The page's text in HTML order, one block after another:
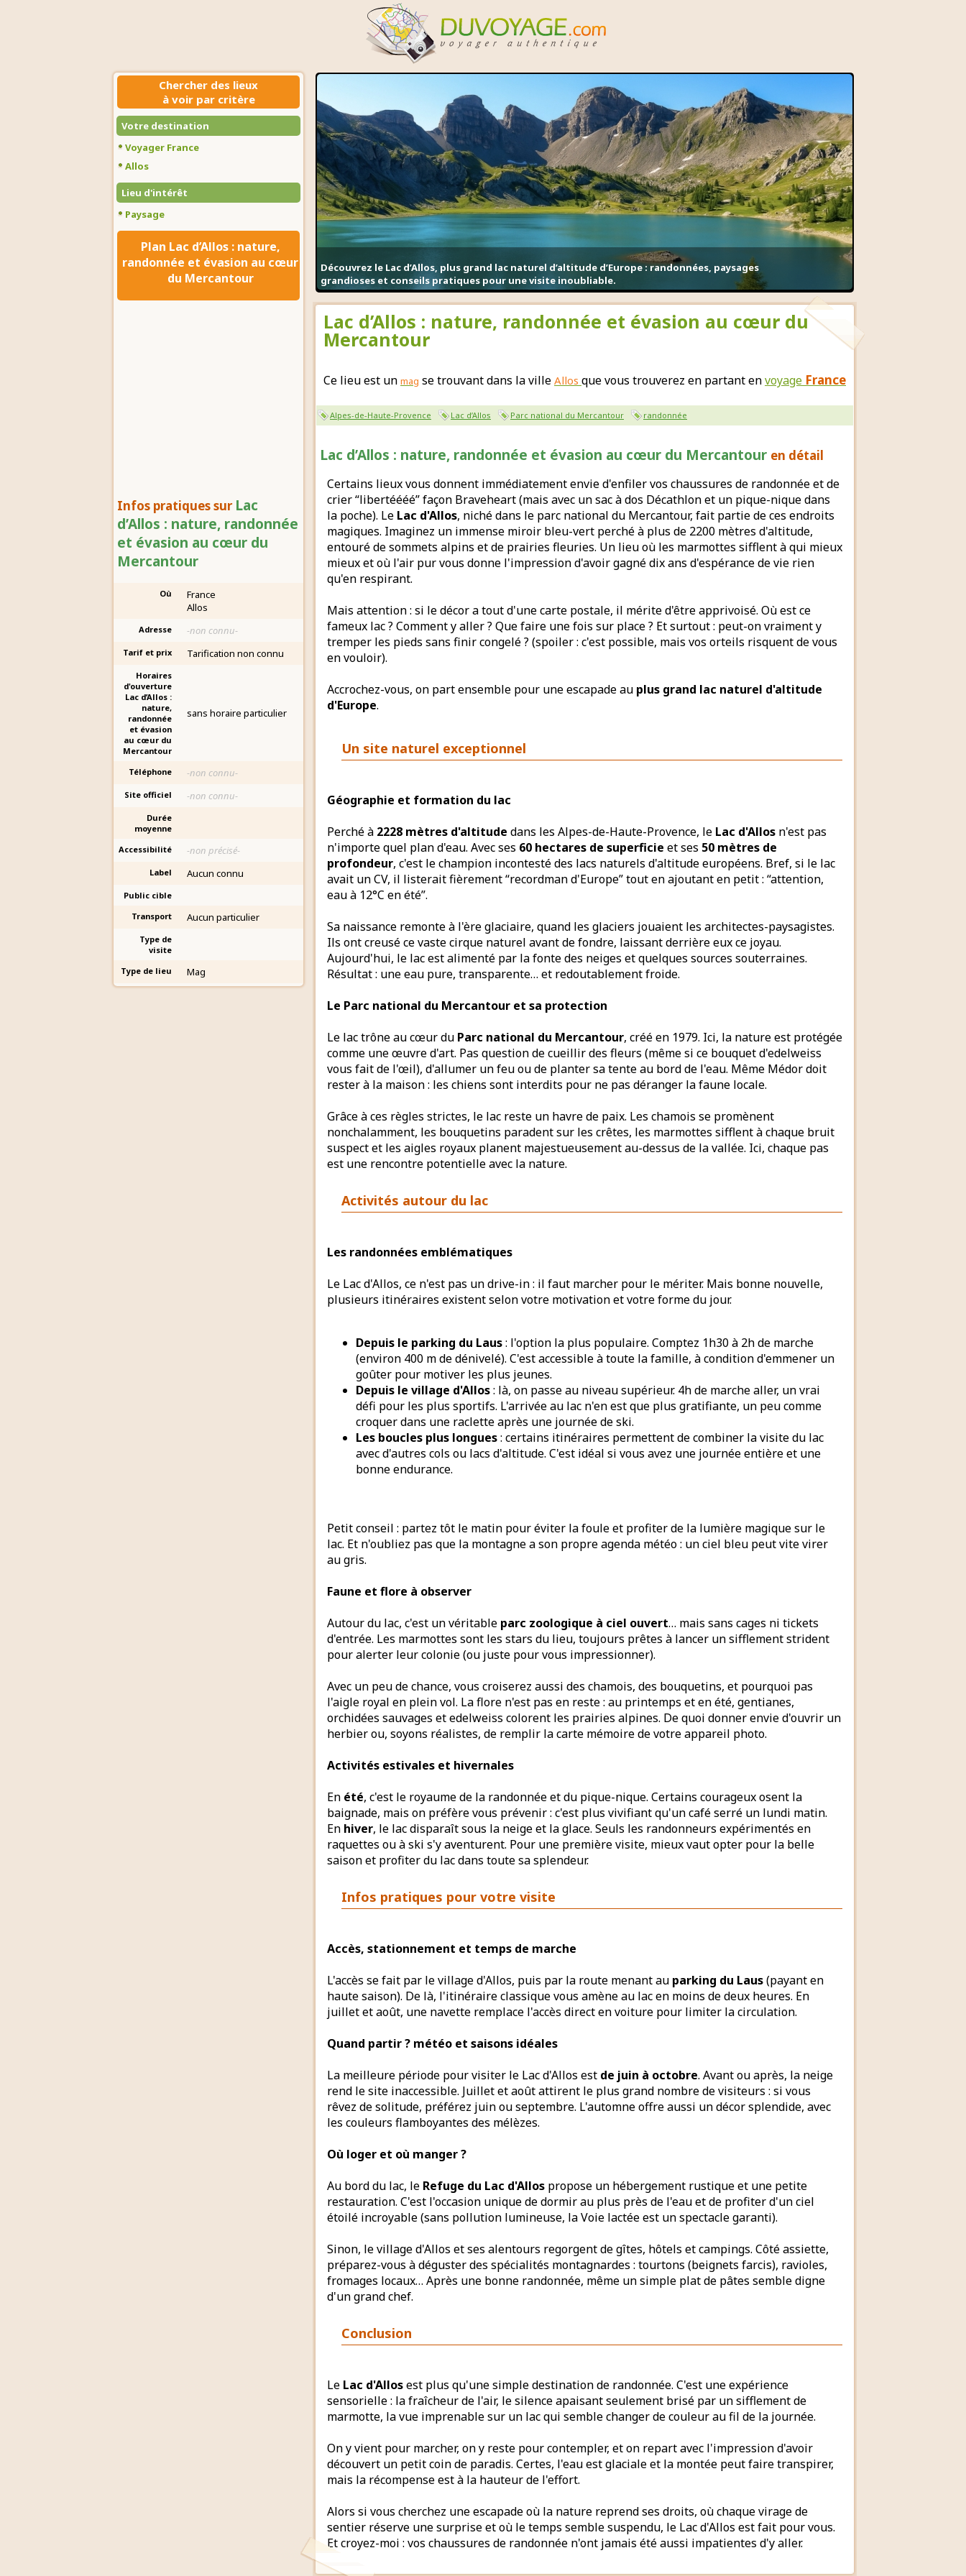
Chercher des lieux
à voir par critère
Votre destination
Voyager France
Allos
Lieu d'intérêt
Paysage
Plan Lac d’Allos : nature,
randonnée et évasion au cœur
du Mercantour
Infos pratiques sur Lac
d’Allos : nature, randonnée
et évasion au cœur du
Mercantour
Où
France
Allos
Adresse -non connu-
Tarif et prix Tarification non connu
Horaires
d'ouverture
Lac d’Allos :
nature,
randonnée
et évasion
au cœur du
Mercantour
sans horaire particulier
Téléphone -non connu-
Site officiel -non connu-
Durée
moyenne
Accessibilité
-non précisé-
Label Aucun connu
Public cible
Transport
Aucun particulier
Type de
visite
Type de lieu
Mag
Découvrez le Lac d’Allos, plus grand lac naturel d’altitude d’Europe : randonnées, paysages
grandioses et conseils pratiques pour une visite inoubliable.
Lac d’Allos : nature, randonnée et évasion au cœur du
Mercantour
Ce lieu est un mag se trouvant dans la ville Allos que vous trouverez en partant envoyage France
Alpes-de-Haute-Provence Lac d’Allos Parc national du Mercantour randonnée
Lac d’Allos : nature, randonnée et évasion au cœur du Mercantour en détail
Certains lieux vous donnent immédiatement envie d'enfiler vos chaussures de randonnée et de
crier “libertéééé” façon Braveheart (mais avec un sac à dos Décathlon et un pique-nique dans
la poche). Le Lac d'Allos, niché dans le parc national du Mercantour, fait partie de ces endroits
magiques. Imaginez un immense miroir bleu-vert perché à plus de 2200 mètres d'altitude,
entouré de sommets alpins et de prairies fleuries. Un lieu où les marmottes sifflent à qui mieux
mieux et où l'air pur vous donne l'impression d'avoir gagné dix ans d'espérance de vie rien
qu'en respirant.
Mais attention : si le décor a tout d'une carte postale, il mérite d'être apprivoisé. Où est ce
fameux lac ? Comment y aller ? Que faire une fois sur place ? Et surtout : peut-on vraiment y
tremper les pieds sans finir congelé ? (spoiler : c'est possible, mais vos orteils risquent de vous
en vouloir).
Accrochez-vous, on part ensemble pour une escapade au plus grand lac naturel d'altitude
d'Europe.
Un site naturel exceptionnel
Géographie et formation du lac
Perché à 2228 mètres d'altitude dans les Alpes-de-Haute-Provence, le Lac d'Allos n'est pas
n'importe quel plan d'eau. Avec ses 60 hectares de superficie et ses 50 mètres de
profondeur, c'est le champion incontesté des lacs naturels d'altitude européens. Bref, si le lac
avait un CV, il listerait fièrement “recordman d'Europe” tout en ajoutant en petit : “attention,
eau à 12°C en été”.
Sa naissance remonte à l'ère glaciaire, quand les glaciers jouaient les architectes-paysagistes.
Ils ont creusé ce vaste cirque naturel avant de fondre, laissant derrière eux ce joyau.
Aujourd'hui, le lac est alimenté par la fonte des neiges et quelques sources souterraines.
Résultat : une eau pure, transparente… et redoutablement froide.
Le Parc national du Mercantour et sa protection
Le lac trône au cœur du Parc national du Mercantour, créé en 1979. Ici, la nature est protégée
comme une œuvre d'art. Pas question de cueillir des fleurs (même si ce bouquet d'edelweiss
vous fait de l'œil), d'allumer un feu ou de planter sa tente au bord de l'eau. Même Médor doit
rester à la maison : les chiens sont interdits pour ne pas déranger la faune locale.
Grâce à ces règles strictes, le lac reste un havre de paix. Les chamois se promènent
nonchalamment, les bouquetins paradent sur les crêtes, les marmottes sifflent à chaque bruit
suspect et les aigles royaux planent majestueusement au-dessus de la vallée. Ici, chaque pas
est une rencontre potentielle avec la nature.
Activités autour du lac
Les randonnées emblématiques
Le Lac d'Allos, ce n'est pas un drive-in : il faut marcher pour le mériter. Mais bonne nouvelle,
plusieurs itinéraires existent selon votre motivation et votre forme du jour.
Depuis le parking du Laus: l'option la plus populaire. Comptez 1h30 à 2h de marche
(environ 400 m de dénivelé). C'est accessible à toute la famille, à condition d'emmener un
goûter pour motiver les plus jeunes.
Depuis le village d'Allos: là, on passe au niveau supérieur. 4h de marche aller, un vrai
défi pour les plus sportifs. L'arrivée au lac n'en est que plus gratifiante, un peu comme
croquer dans une raclette après une journée de ski.
Les boucles plus longues: certains itinéraires permettent de combiner la visite du lac
avec d'autres cols ou lacs d'altitude. C'est idéal si vous avez une journée entière et une
bonne endurance.
Petit conseil : partez tôt le matin pour éviter la foule et profiter de la lumière magique sur le
lac. Et n'oubliez pas que la montagne a son propre agenda météo : un ciel bleu peut vite virer
au gris.
Faune et flore à observer
Autour du lac, c'est un véritable parc zoologique à ciel ouvert… mais sans cages ni tickets
d'entrée. Les marmottes sont les stars du lieu, toujours prêtes à lancer un sifflement strident
pour alerter leur colonie (ou juste pour vous impressionner).
Avec un peu de chance, vous croiserez aussi des chamois, des bouquetins, et pourquoi pas
l'aigle royal en plein vol. La flore n'est pas en reste : au printemps et en été, gentianes,
orchidées sauvages et edelweiss colorent les prairies alpines. De quoi donner envie d'ouvrir un
herbier ou, soyons réalistes, de remplir la carte mémoire de votre appareil photo.
Activités estivales et hivernales
En été, c'est le royaume de la randonnée et du pique-nique. Certains courageux osent la
baignade, mais on préfère vous prévenir : c'est plus vivifiant qu'un café serré un lundi matin.
En hiver, le lac disparaît sous la neige et la glace. Seuls les randonneurs expérimentés en
raquettes ou à ski s'y aventurent. Pour une première visite, mieux vaut opter pour la belle
saison et profiter du lac dans toute sa splendeur.
Infos pratiques pour votre visite
Accès, stationnement et temps de marche
L'accès se fait par le village d'Allos, puis par la route menant au parking du Laus(payant en
haute saison). De là, l'itinéraire classique vous amène au lac en moins de deux heures. En
juillet et août, une navette remplace l'accès direct en voiture pour limiter la circulation.
Quand partir ? météo et saisons idéales
La meilleure période pour visiter le Lac d'Allos est de juin à octobre. Avant ou après, la neige
rend le site inaccessible. Juillet et août attirent le plus grand nombre de visiteurs : si vous
rêvez de solitude, préférez juin ou septembre. L'automne offre aussi un décor splendide, avec
les couleurs flamboyantes des mélèzes.
Où loger et où manger ?
Au bord du lac, le Refuge du Lac d'Allos propose un hébergement rustique et une petite
restauration. C'est l'occasion unique de dormir au plus près de l'eau et de profiter d'un ciel
étoilé incroyable (sans pollution lumineuse, la Voie lactée est un spectacle garanti).
Sinon, le village d'Allos et ses alentours regorgent de gîtes, hôtels et campings. Côté assiette,
préparez-vous à déguster des spécialités montagnardes : tourtons (beignets farcis), ravioles,
fromages locaux… Après une bonne randonnée, même un simple plat de pâtes semble digne
d'un grand chef.
Conclusion
Le Lac d'Allosest plus qu'une simple destination de randonnée. C'est une expérience
sensorielle : la fraîcheur de l'air, le silence apaisant seulement brisé par un sifflement de
marmotte, la vue imprenable sur un lac qui semble changer de couleur au fil de la journée.
On y vient pour marcher, on y reste pour contempler, et on repart avec l'impression d'avoir
découvert un petit coin de paradis. Certes, l'eau est glaciale et la montée peut faire transpirer,
mais la récompense est à la hauteur de l'effort.
Alors si vous cherchez une escapade où la nature reprend ses droits, où chaque virage de
sentier réserve une surprise et où le temps semble suspendu, le Lac d'Allos est fait pour vous.
Et croyez-moi : vos chaussures de randonnée n'ont jamais été aussi impatientes d'y aller.